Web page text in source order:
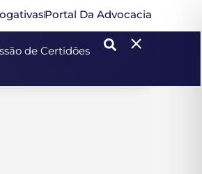
Portal Da Advocacia
de Certidões